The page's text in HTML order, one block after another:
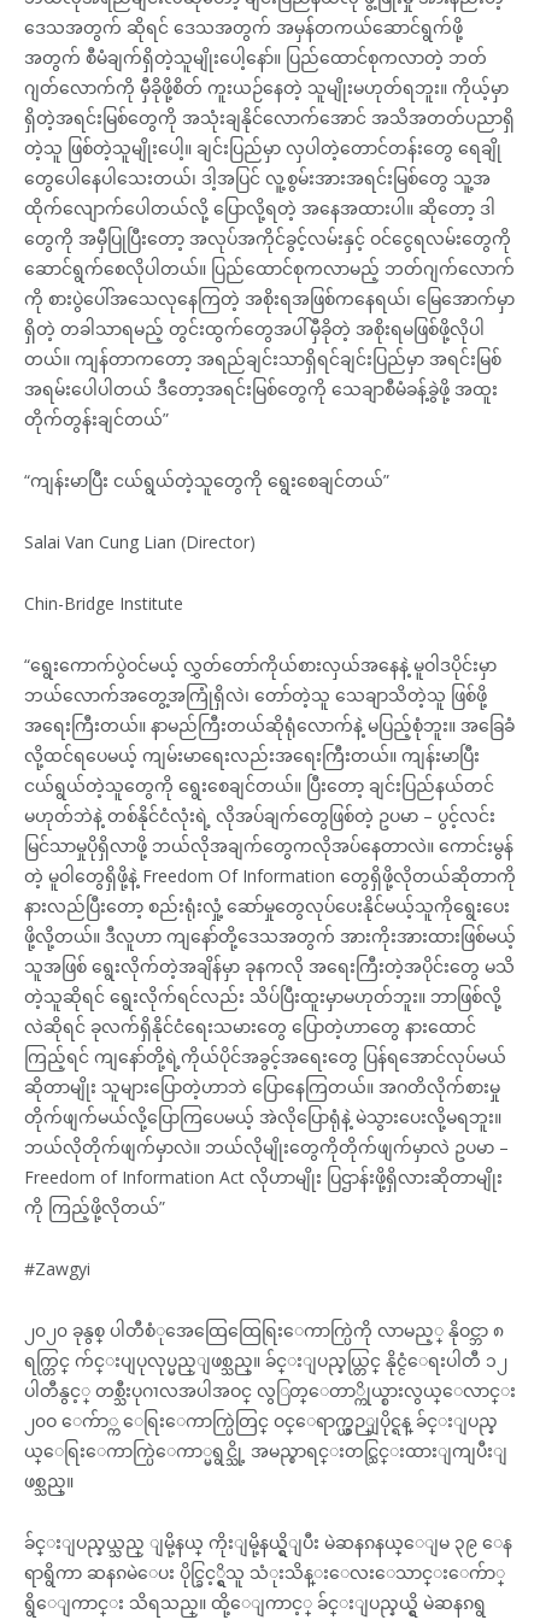
ဒေသအတွက် ဆိုရင် ဒေသအတွက် အမှန်တကယ်ဆောင်ရွက်ဖို့
အတွက် စီမံချက်ရှိတဲ့သူမျိုးပေါ့နော်။ ပြည်ထောင်စုကလာတဲ့ ဘတ်
ဂျတ်လောက်ကို မှီခိုဖို့စိတ် ကူးယဉ်နေတဲ့ သူမျိုးမဟုတ်ရဘူး။ ကိုယ့်မှာ
ရှိတဲ့အရင်းမြစ်တွေကို အသုံးချနိုင်လောက်အောင် အသိအတတ်ပညာရှိ
တဲ့သူ ဖြစ်တဲ့သူမျိုးပေါ့။ ချင်းပြည်မှာ လှပါတဲ့တောင်တန်းတွေ ရေချို
တွေပေါနေပါသေးတယ်၊ ဒါ့အပြင် လူ့စွမ်းအားအရင်းမြစ်တွေ သူ့အ
ထိုက်လျောက်ပေါတယ်လို့ ပြောလို့ရတဲ့ အနေအထားပါ။ ဆိုတော့ ဒါ
တွေကို အမှီပြုပြီးတော့ အလုပ်အကိုင်ခွင့်လမ်းနှင့် ဝင်ငွေရလမ်းတွေကို
ဆောင်ရွက်စေလိုပါတယ်။ ပြည်ထောင်စုကလာမည့် ဘတ်ဂျက်လောက်
ကို စားပွဲပေါ်အသေလုနေကြတဲ့ အစိုးရအဖြစ်ကနေရယ်၊ မြေအောက်မှာ
ရှိတဲ့ တခါသာရမည့် တွင်းထွက်တွေအပါ်မှီခိုတဲ့ အစိုးရမဖြစ်ဖို့လိုပါ
တယ်။ ကျန်တာကတော့ အရည်ချင်းသာရှိရင်ချင်းပြည်မှာ အရင်းမြစ်
အရမ်းပေါပါတယ် ဒီတော့အရင်းမြစ်တွေကို သေချာစီမံခန့်ခွဲဖို့ အထူး
တိုက်တွန်းချင်တယ်”
“ကျန်းမာပြီး ငယ်ရွယ်တဲ့သူတွေကို ရွေးစေချင်တယ်”
Salai Van Cung Lian (Director)
Chin-Bridge Institute
“ရွေးကောက်ပွဲဝင်မယ့် လွှတ်တော်ကိုယ်စားလှယ်အနေနဲ့ မူဝါဒပိုင်းမှာ
ဘယ်လောက်အတွေ့အကြုံရှိလဲ၊ တော်တဲ့သူ သေချာသိတဲ့သူ ဖြစ်ဖို့
အရေးကြီးတယ်။ နာမည်ကြီးတယ်ဆိုရုံလောက်နဲ့ မပြည့်စုံဘူး။ အခြေခံ
လို့ထင်ရပေမယ့် ကျမ်းမာရေးလည်းအရေးကြီးတယ်။ ကျန်းမာပြီး
ငယ်ရွယ်တဲ့သူတွေကို ရွေးစေချင်တယ်။ ပြီးတော့ ချင်းပြည်နယ်တင်
မဟုတ်ဘဲနဲ့ တစ်နိုင်ငံလုံးရဲ့ လိုအပ်ချက်တွေဖြစ်တဲ့ ဥပမာ – ပွင့်လင်း
မြင်သာမှုပိုရှိလာဖို့ ဘယ်လိုအချက်တွေကလိုအပ်နေတာလဲ။ ကောင်းမွန်
တဲ့ မူဝါတွေရှိဖို့နဲ့ Freedom Of Information တွေရှိဖို့လိုတယ်ဆိုတာကို
နားလည်ပြီးတော့ စည်းရုံးလှုံ့ ဆော်မှုတွေလုပ်ပေးနိုင်မယ့်သူကိုရွေးပေး
ဖို့လို့တယ်။ ဒီလူဟာ ကျနော်တို့ဒေသအတွက် အားကိုးအားထားဖြစ်မယ့်
သူအဖြစ် ရွေးလိုက်တဲ့အချိန်မှာ ခုနကလို အရေးကြီးတဲ့အပိုင်းတွေ မသိ
တဲ့သူဆိုရင် ရွေးလိုက်ရင်လည်း သိပ်ပြီးထူးမှာမဟုတ်ဘူး။ ဘာဖြစ်လို့
လဲဆိုရင် ခုလက်ရှိနိုင်ငံရေးသမားတွေ ပြောတဲ့ဟာတွေ နားထောင်
ကြည့်ရင် ကျနော်တို့ရဲ့ကိုယ်ပိုင်အခွင့်အရေးတွေ ပြန်ရအောင်လုပ်မယ်
ဆိုတာမျိုး သူများပြောတဲ့ဟာဘဲ ပြောနေကြတယ်။ အဂတိလိုက်စားမှု
တိုက်ဖျက်မယ်လို့ပြောကြပေမယ့် အဲလိုပြောရုံနဲ့ မဲသွားပေးလို့မရဘူး။
ဘယ်လိုတိုက်ဖျက်မှာလဲ။ ဘယ်လိုမျိုးတွေကိုတိုက်ဖျက်မှာလဲ ဥပမာ –
Freedom of Information Act လိုဟာမျိုး ပြဌာန်းဖို့ရှိလားဆိုတာမျိုး
ကို ကြည့်ဖို့လိုတယ်”
#Zawgyi
၂၀၂၀ ခုနွစ္ ပါတီစံုအေထြေထြေရြးေကာက္ပြဲကို လာမည့္ နိုဝင္ဘာ ၈
ရက္တြင္ က်င္းပျပုလုပ္မည္ျဖစ္သည္။ ခ်င္းျပည္နယ္တြင္ နိုင္ငံေရးပါတီ ၁၂
ပါတီနွင့္ တစ္သီးပုဂၢလအပါအဝင္ လွြတ္ေတာ္ကိုယ္စားလွယ္ေလာင္း
၂၀ဝ ေက်ာ္က ေရြးေကာက္ပြဲတြင္ ဝင္ေရာက္ယွဉ္ျပိုင္ရန္ ခ်င္းျပည္န
ယ္ေရြးေကာက္ပြဲေကာ္မရွင္သို့ အမည္စာရင္းတင္သြင္းထားျကျပီးျ
ဖစ္သည္။
ခ်င္းျပည္နယ္သည္ ျမို့နယ္ ကိုးျမို့နယ္ရွိျပီး မဲဆနၵနယ္ေျမ ၃၉ ေန
ရာရွိကာ ဆနၵမဲေပး ပိုင္ခြင့္ရွိသူ သံုးသိန္းေလးေသာင္းေက်ာ္
ရွိေျကာင္း သိရသည္။ ထို့ေျကာင့္ ခ်င္းျပည္နယ္ရွိ မဲဆနၵရွ